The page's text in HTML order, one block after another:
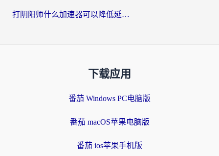
打阴阳师什么加速器可以降低延迟？海外玩家的真实困境与破局
下载应用
番茄 Windows PC电脑版
番茄 macOS苹果电脑版
番茄 ios苹果手机版